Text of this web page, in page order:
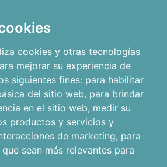
cookies y otras tecnologías
mejorar su experiencia de
siguientes fines: para habilitar
del sitio web, para brindar
en el sitio web, medir su
productos y servicios y
de marketing, para
sean más relevantes para